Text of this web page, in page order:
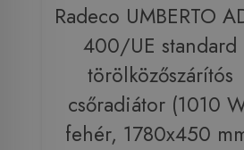
Radeco UMBERTO
400/UE standard
törölközőszárítós
csőradiátor (1010
fehér, 1780x450